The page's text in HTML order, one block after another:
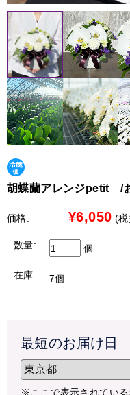
期間：8月1日（土）～8
対象商品：鉢物の胡蝶
注胡蝶蘭・中輪・ミニ
■クーポンのご利用方法
1.商品を選んでカートへ
2.クーポン利用欄へ【
3.購入手続きへ
※こちらのクーポンは会員
2026年7月13日
連日の猛暑により、品
お届けを一時的に見送
お客様にはご迷惑をお
何卒ご理解賜りますよ
【配送停止の地域】
北海道（札幌市を除く）
●北海道（札幌市限定）
ります。
【限定商品のみ配送可
中国地方、四国地方、
●中国地方、四国地方、
以下の商品限定で配送
白大輪胡蝶蘭 3本立ち
※10月1日頃より再開を
更になる場合もござい
※尚、クール便対応商品
胡蝶蘭アレンジpetit /
価格: ¥6,050 (
数量: 個
在庫: 7個
最短のお届け日
※ここで表示されている